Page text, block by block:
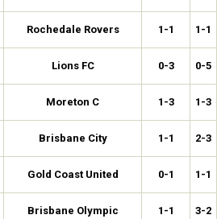
Rochedale Rovers 1-1 1-1
Lions FC 0-3 0-5
Moreton C 1-3 1-3
Brisbane City 1-1 2-3
Gold Coast United 0-1 1-1
Brisbane Olympic 1-1 3-2